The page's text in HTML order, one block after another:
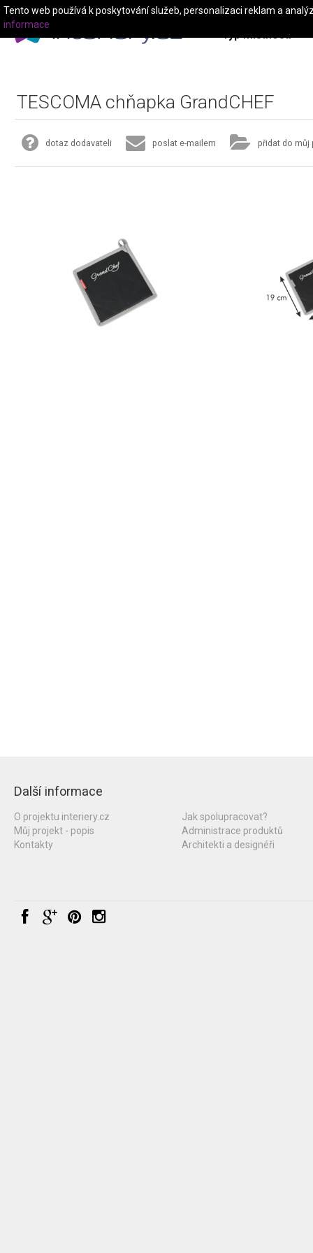
Typ místnosti
TESCOMA chňapka GrandCHEF
dotaz dodavateli poslat e-mailem přidat do můj
Další informace
O projektu interiery.cz
Můj projekt - popis
Kontakty
Jak spolupracovat?
Administrace produktů
Architekti a designéři
Tento web používá k poskytování služeb, personalizaci reklam a
informace